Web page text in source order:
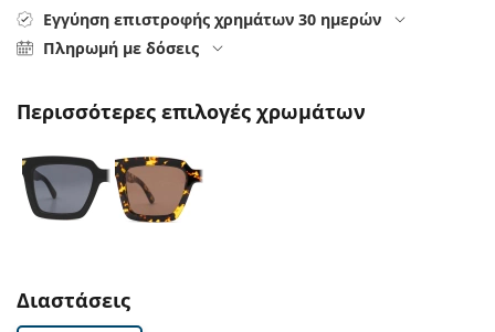
Persol
Prada
Όλες οι μάρκες
Εγγύηση επιστροφής χρημάτων 30 ημερών
Πληρωμή με δόσεις
Περισσότερες επιλογές χρωμάτων
Συμπληρώστε τις παράμετρους
Διαστάσεις